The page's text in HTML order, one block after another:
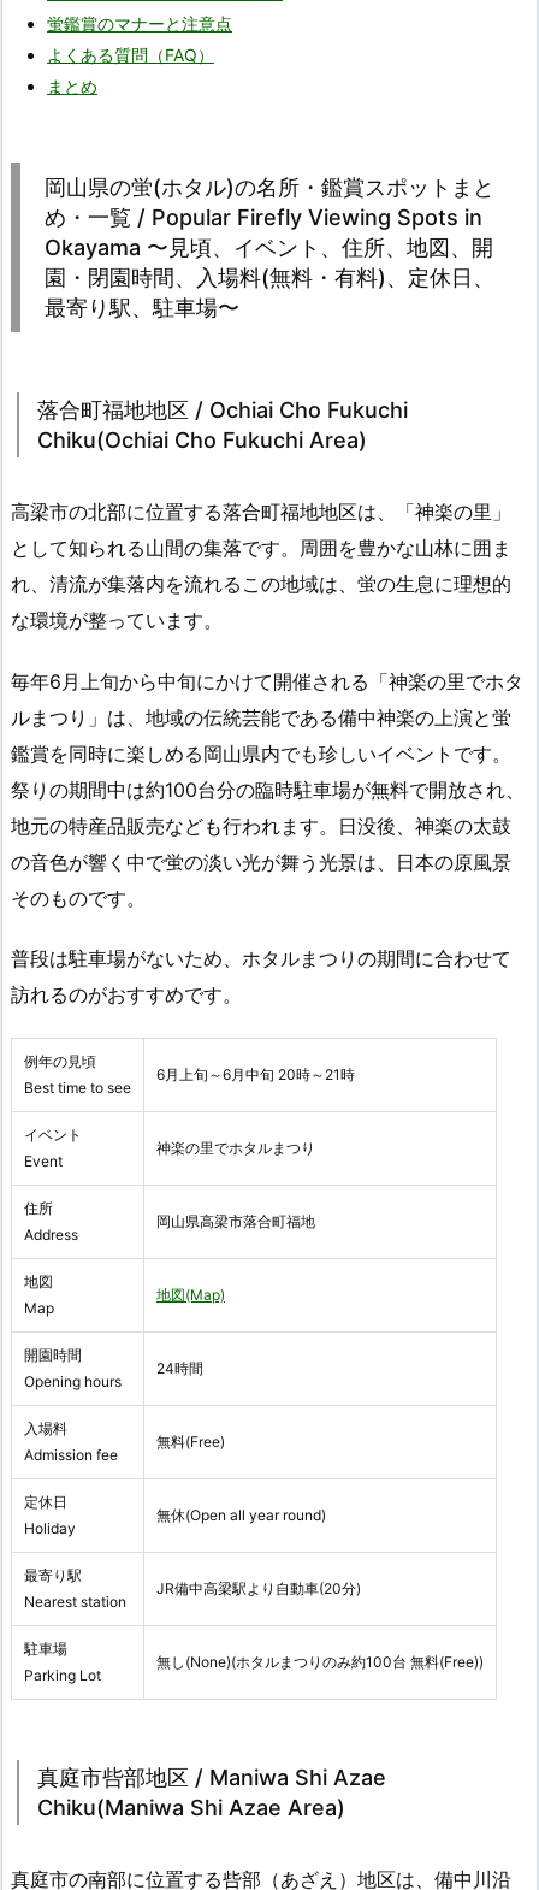
蛍鑑賞のマナーと注意点
よくある質問（FAQ）
まとめ
岡山県の蛍(ホタル)の名所・鑑賞スポットまと
め・一覧 / Popular Firefly Viewing Spots in
Okayama 〜見頃、イベント、住所、地図、開
園・閉園時間、入場料(無料・有料)、定休日、
最寄り駅、駐車場〜
落合町福地地区 / Ochiai Cho Fukuchi
Chiku(Ochiai Cho Fukuchi Area)
高梁市の北部に位置する落合町福地地区は、「神楽の里」
として知られる山間の集落です。周囲を豊かな山林に囲ま
れ、清流が集落内を流れるこの地域は、蛍の生息に理想的
な環境が整っています。
毎年6月上旬から中旬にかけて開催される「神楽の里でホタ
ルまつり」は、地域の伝統芸能である備中神楽の上演と蛍
鑑賞を同時に楽しめる岡山県内でも珍しいイベントです。
祭りの期間中は約100台分の臨時駐車場が無料で開放され、
地元の特産品販売なども行われます。日没後、神楽の太鼓
の音色が響く中で蛍の淡い光が舞う光景は、日本の原風景
そのものです。
普段は駐車場がないため、ホタルまつりの期間に合わせて
訪れるのがおすすめです。
例年の見頃
Best time to see
6月上旬～6月中旬 20時～21時
イベント
Event
神楽の里でホタルまつり
住所
Address
岡山県高梁市落合町福地
地図
Map
地図(Map)
開園時間
Opening hours
24時間
入場料
Admission fee
無料(Free)
定休日
Holiday
無休(Open all year round)
最寄り駅
Nearest station
JR備中高梁駅より自動車(20分)
駐車場
Parking Lot
無し(None)(ホタルまつりのみ約100台 無料(Free))
真庭市呰部地区 / Maniwa Shi Azae
Chiku(Maniwa Shi Azae Area)
真庭市の南部に位置する呰部（あざえ）地区は、備中川沿